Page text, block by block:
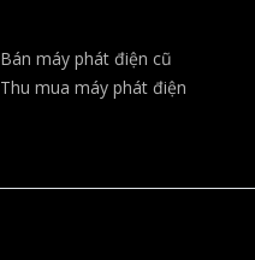
Bán máy phát điện cũ
Thu mua máy phát điện